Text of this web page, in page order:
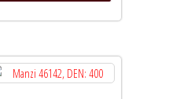
Опции
можно